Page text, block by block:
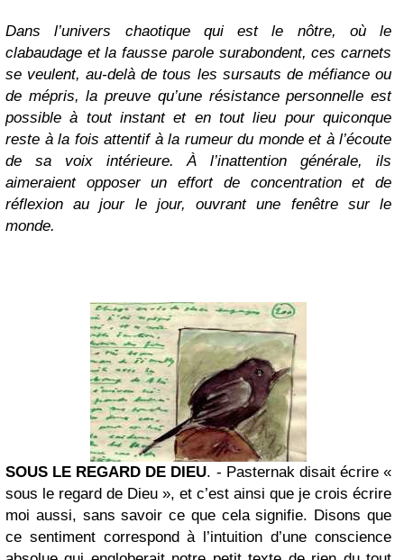
Dans l’univers chaotique qui est le nôtre, où le
clabaudage et la fausse parole surabondent, ces carnets
se veulent, au-delà de tous les sursauts de méfiance ou
de mépris, la preuve qu’une résistance personnelle est
possible à tout instant et en tout lieu pour quiconque
reste à la fois attentif à la rumeur du monde et à l’écoute
de sa voix intérieure. À l’inattention générale, ils
aimeraient opposer un effort de concentration et de
réflexion au jour le jour, ouvrant une fenêtre sur le
monde.
SOUS LE REGARD DE DIEU. - Pasternak disait écrire «
sous le regard de Dieu », et c’est ainsi que je crois écrire
moi aussi, sans savoir ce que cela signifie. Disons que
ce sentiment correspond à l’intuition d’une conscience